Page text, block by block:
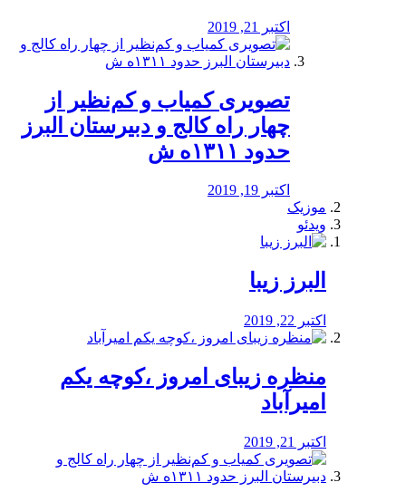
اکتبر 21, 2019
️تصویری کمیاب و کم‌نظیر از
چهار راه كالج و دبيرستان البرز
حدود ۱۳۱۱ه ش
اکتبر 19, 2019
موزیک
ویدئو
البرز زیبا
اکتبر 22, 2019
منظره‌‌ زیبای امروز ،کوچه یکم
امیرآباد
اکتبر 21, 2019